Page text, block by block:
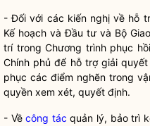
- Đối với các kiến nghị về hỗ
Kế hoạch và Đầu tư và Bộ
trí trong Chương trình phục
Chính phủ để hỗ trợ giải
phục các điểm nghẽn trong
quyền xem xét, quyết định.
- Vềcông tác quản lý, bảo trì